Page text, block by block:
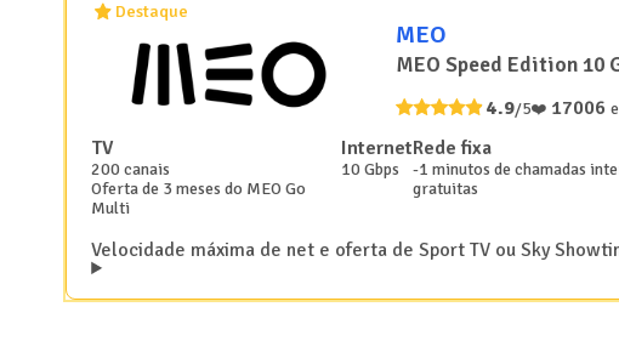
Destaque
MEO
MEO Speed Edition 10
TV
200 canais
Oferta de 3 meses do MEO Go
Multi
Internet
10 Gbps
Rede fixa
-1 minutos de chamadas
gratuitas
4.9/5❤️ 17006
Velocidade máxima de net e oferta de Sport TV ou Sky